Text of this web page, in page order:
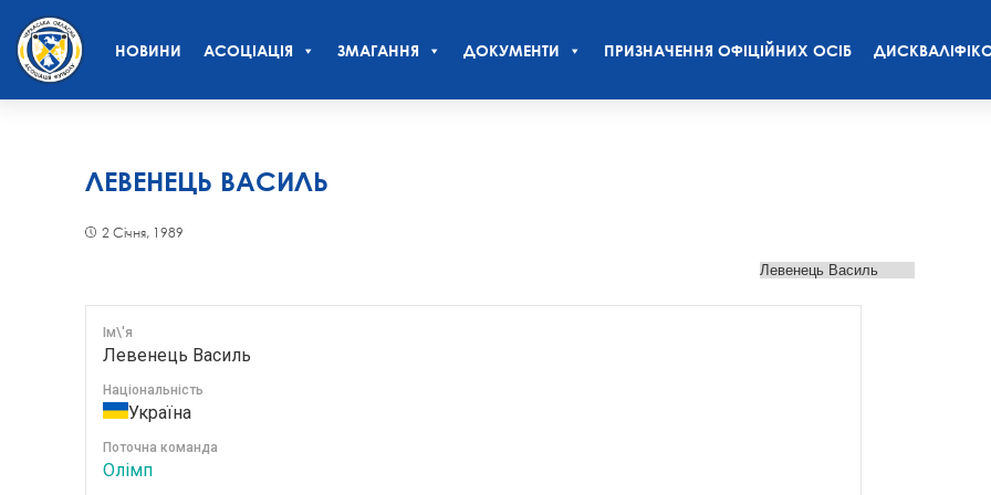
НОВИНИ АСОЦІАЦІЯ ЗМАГАННЯ ДОКУМЕНТИ ПРИЗНАЧЕННЯ ОФІЦІЙНИХ ОСІБ
ЛЕВЕНЕЦЬ ВАСИЛЬ
2 Січня, 1989
Ім\'я
Левенець Василь
Національність
Україна
Поточна команда
Олімп